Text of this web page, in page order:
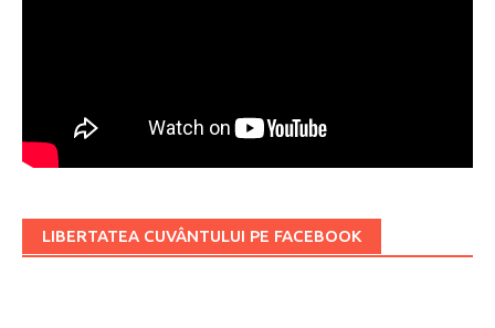
LIBERTATEA CUVÂNTULUI PE FACEBOOK